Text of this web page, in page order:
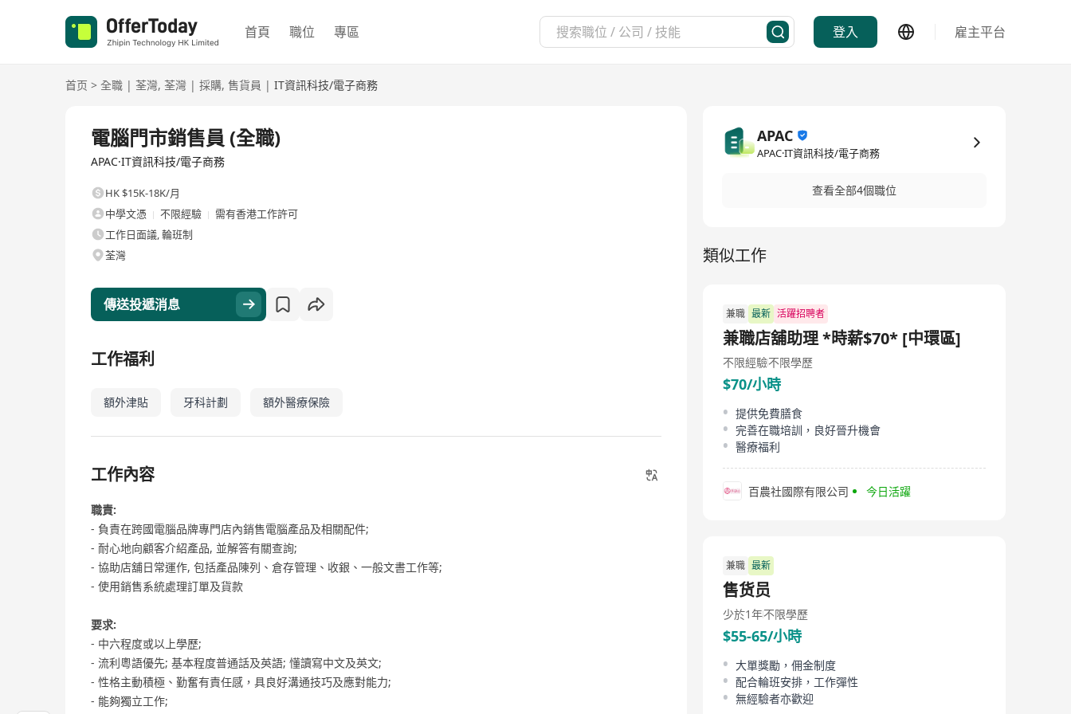
首頁 職位 專區 登入 雇主平台
首页 > 全職 | 荃灣, 荃灣 | 採購, 售貨員 | IT資訊科技/電子商務
電腦門市銷售員 (全職)
APAC·IT資訊科技/電子商務
HK $15K-18K/月
中學文憑
不限經驗
需有香港工作許可
工作日面議, 輪班制
荃灣
傳送投遞消息
工作福利
額外津貼 牙科計劃 額外醫療保險
工作內容
職責:
- 負責在跨國電腦品牌專門店內銷售電腦產品及相關配件;
- 耐心地向顧客介紹產品, 並解答有關查詢;
- 協助店舖日常運作, 包括產品陳列、倉存管理、收銀、一般文書工作等;
- 使用銷售系統處理訂單及貨款
要求:
- 中六程度或以上學歷;
- 流利粵語優先; 基本程度普通話及英語; 懂讀寫中文及英文;
- 性格主動積極、勤奮有責任感，具良好溝通技巧及應對能力;
- 能夠獨立工作;
APAC
APAC·IT資訊科技/電子商務
查看全部4個職位
類似工作
兼職 最新 活躍招聘者
兼職店舖助理 *時薪$70* [中環區]
不限經驗不限學歷
$70/小時
提供免費膳食
完善在職培訓，良好晉升機會
醫療福利
百農社國際有限公司 今日活躍
兼職 最新
售货员
少於1年不限學歷
$55-65/小時
大單獎勵，佣金制度
配合輪班安排，工作彈性
無經驗者亦歡迎